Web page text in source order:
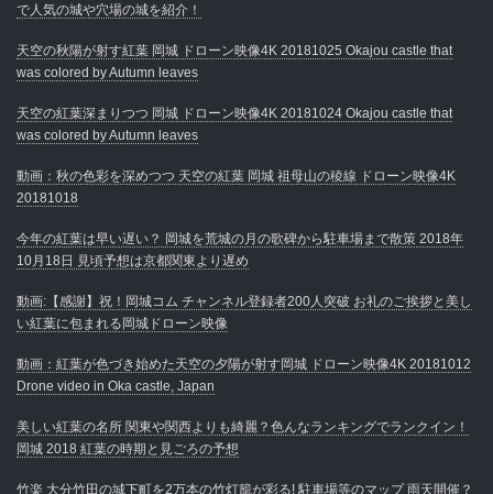
で人気の城や穴場の城を紹介！
天空の秋陽が射す紅葉 岡城 ドローン映像4K 20181025 Okajou castle that
was colored by Autumn leaves
天空の紅葉深まりつつ 岡城 ドローン映像4K 20181024 Okajou castle that
was colored by Autumn leaves
動画：秋の色彩を深めつつ 天空の紅葉 岡城 祖母山の稜線 ドローン映像4K
20181018
今年の紅葉は早い遅い？ 岡城を荒城の月の歌碑から駐車場まで散策 2018年
10月18日 見頃予想は京都関東より遅め
動画:【感謝】祝！岡城コム チャンネル登録者200人突破 お礼のご挨拶と美し
い紅葉に包まれる岡城ドローン映像
動画：紅葉が色づき始めた天空の夕陽が射す岡城 ドローン映像4K 20181012
Drone video in Oka castle, Japan
美しい紅葉の名所 関東や関西よりも綺麗？色んなランキングでランクイン！
岡城 2018 紅葉の時期と見ごろの予想
竹楽 大分竹田の城下町を2万本の竹灯籠が彩る! 駐車場等のマップ 雨天開催？